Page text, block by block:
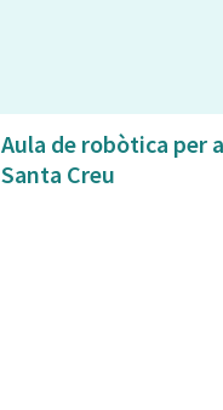
Aula de robòtica per
Santa Creu